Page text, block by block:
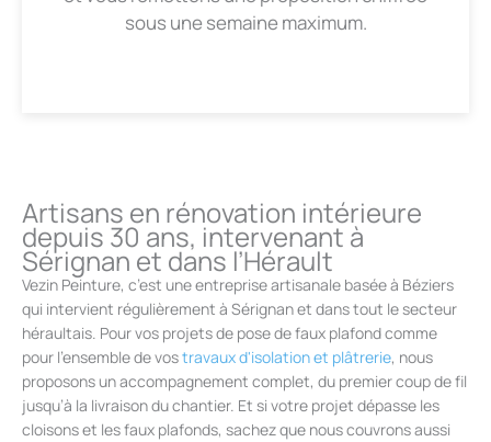
sous une semaine maximum.
Artisans en rénovation intérieure
depuis 30 ans, intervenant à
Sérignan et dans l’Hérault
Vezin Peinture, c’est une entreprise artisanale basée à Béziers
qui intervient régulièrement à Sérignan et dans tout le secteur
héraultais. Pour vos projets de pose de faux plafond comme
pour l’ensemble de vostravaux d'isolation et plâtrerie, nous
proposons un accompagnement complet, du premier coup de fil
jusqu’à la livraison du chantier. Et si votre projet dépasse les
cloisons et les faux plafonds, sachez que nous couvrons aussi